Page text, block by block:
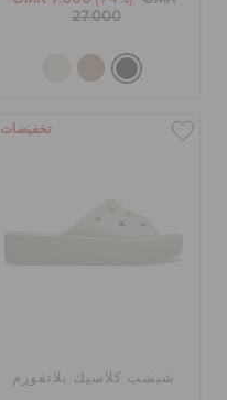
27.000
تخفيضات
شبشب كلاسيك بلاتفورم